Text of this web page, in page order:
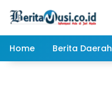
Home
Berita Daerah